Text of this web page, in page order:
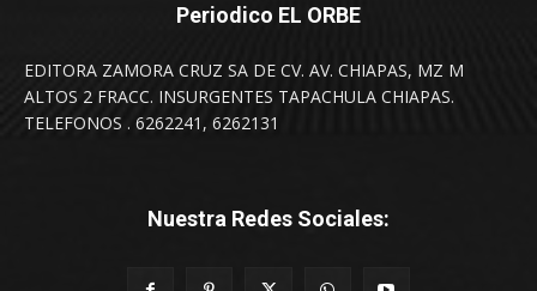
Periodico EL ORBE
EDITORA ZAMORA CRUZ SA DE CV. AV. CHIAPAS, MZ M
ALTOS 2 FRACC. INSURGENTES TAPACHULA CHIAPAS.
TELEFONOS . 6262241, 6262131
Nuestra Redes Sociales: